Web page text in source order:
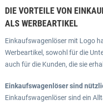
DIE VORTEILE VON
ALS WERBEARTIKEL
Einkaufswagenlöser mit Logo
Werbeartikel, sowohl für die
auch für die Kunden, die sie
Einkaufswagenlöser sind
Einkaufswagenlöser sind ein